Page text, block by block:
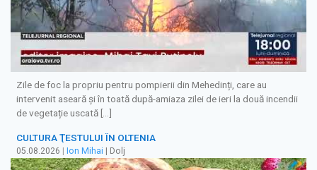
Zile de foc la propriu pentru pompierii din Mehedinți, care au
intervenit aseară și în toată după-amiaza zilei de ieri la două incendii
de vegetație uscată […]
CULTURA ŢESTULUI ÎN OLTENIA
05.08.2026 | Ion Mihai | Dolj